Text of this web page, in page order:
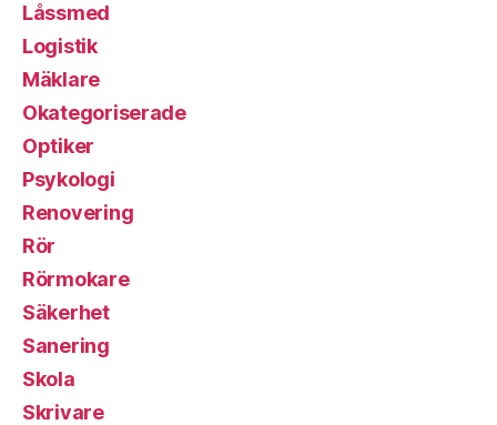
Låssmed
Logistik
Mäklare
Okategoriserade
Optiker
Psykologi
Renovering
Rör
Rörmokare
Säkerhet
Sanering
Skola
Skrivare